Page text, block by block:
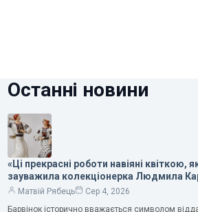
Останні новини
«Ці прекрасні роботи навіяні квіткою,
зауважила колекціонерка Людмила
Матвій Рябець
Сер 4, 2026
Барвінок історично вважається символом